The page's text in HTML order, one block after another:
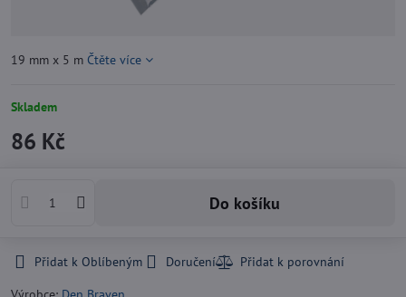
19 mm x 5 m Čtěte více
Skladem
86 Kč
Do košíku
Přidat k Oblíbeným
Doručení